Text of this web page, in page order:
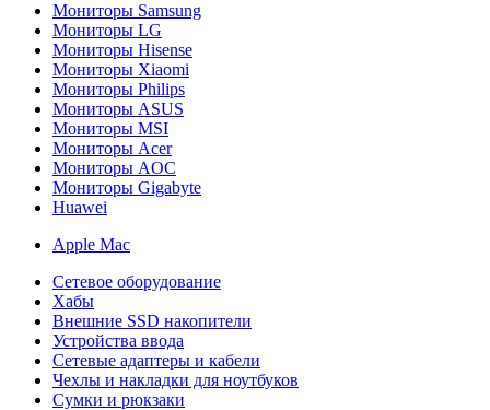
Мониторы Samsung
Мониторы LG
Мониторы Hisense
Мониторы Xiaomi
Мониторы Philips
Мониторы ASUS
Мониторы MSI
Мониторы Acer
Мониторы AOC
Мониторы Gigabyte
Huawei
Apple Mac
Сетевое оборудование
Хабы
Внешние SSD накопители
Устройства ввода
Сетевые адаптеры и кабели
Чехлы и накладки для ноутбуков
Сумки и рюкзаки